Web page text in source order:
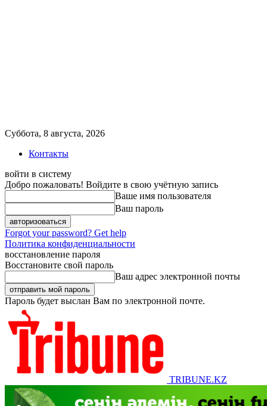
Суббота, 8 августа, 2026
Контакты
войти в систему
Добро пожаловать! Войдите в свою учётную запись
Ваше имя пользователя
Ваш пароль
Forgot your password? Get help
Политика конфиденциальности
восстановление пароля
Восстановите свой пароль
Ваш адрес электронной почты
Пароль будет выслан Вам по электронной почте.
TRIBUNE.KZ